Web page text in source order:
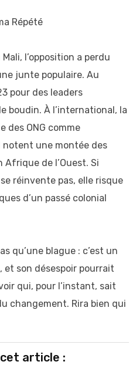
Répété
l’opposition a perdu
junte populaire. Au
pour des leaders
boudin. À l’international, la
des ONG comme
une montée des
de l’Ouest. Si
réinvente pas, elle risque
d’un passé colonial
qu’une blague : c’est un
et son désespoir pourrait
qui, pour l’instant, sait
changement. Rira bien qui
article :